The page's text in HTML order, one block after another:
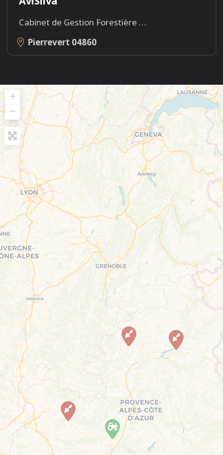
Cabinet de Gestion Forestière …
Pierrevert 04860
+
−